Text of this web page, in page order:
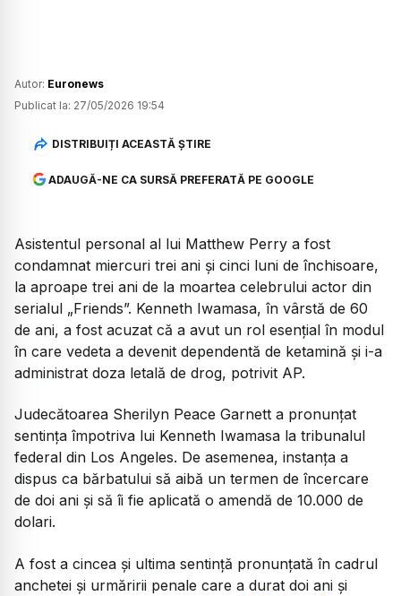
Autor: Euronews
Publicat la: 27/05/2026 19:54
DISTRIBUIȚI ACEASTĂ ȘTIRE
ADAUGĂ-NE CA SURSĂ PREFERATĂ PE GOOGLE
Asistentul personal al lui Matthew Perry a fost
condamnat miercuri trei ani și cinci luni de închisoare,
la aproape trei ani de la moartea celebrului actor din
serialul „Friends”. Kenneth Iwamasa, în vârstă de 60
de ani, a fost acuzat că a avut un rol esențial în modul
în care vedeta a devenit dependentă de ketamină și i-a
administrat doza letală de drog, potrivit AP.
Judecătoarea Sherilyn Peace Garnett a pronunțat
sentința împotriva lui Kenneth Iwamasa la tribunalul
federal din Los Angeles. De asemenea, instanța a
dispus ca bărbatului să aibă un termen de încercare
de doi ani și să îi fie aplicată o amendă de 10.000 de
dolari.
A fost a cincea și ultima sentință pronunțată în cadrul
anchetei și urmăririi penale care a durat doi ani și